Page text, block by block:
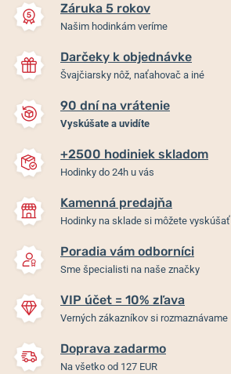
Záruka 5 rokov
Našim hodinkám veríme
Darčeky k objednávke
Švajčiarsky nôž, naťahovač a iné
90 dní na vrátenie
Vyskúšate a uvidíte
+2500 hodiniek skladom
Hodinky do 24h u vás
Kamenná predajňa
Hodinky na sklade si môžete vyskúšať
Poradia vám odborníci
Sme špecialisti na naše značky
VIP účet = 10% zľava
Verných zákazníkov si rozmaznávame
Doprava zadarmo
Na všetko od 127 EUR